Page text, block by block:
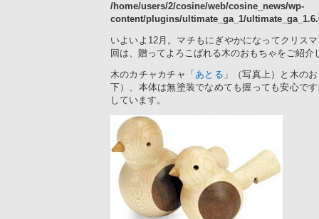
/home/users/2/cosine/web/cosine_news/wp-
content/plugins/ultimate_ga_1/
いよいよ12月。マチもにぎやかになってクリス
回は、贈ってよろこばれる木のおもちゃをご紹介
木のカチャカチャ「あとる 」（写真上）と木の
下）、本体は無塗装でなめても握っても安心で
しています。